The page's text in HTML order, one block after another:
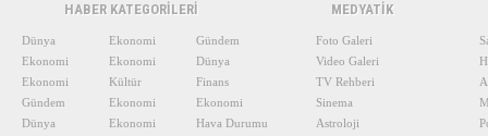
HABER KATEGORİLERİ
Dünya Ekonomi
Gündem
Ekonomi
Ekonomi
Dünya
Ekonomi
Kültür
Finans
Gündem
Ekonomi
Ekonomi
Dünya
Ekonomi
Hava Durumu
MEDYATİK
Foto Galeri
Video Galeri
TV Rehberi
Sinema
Astroloji